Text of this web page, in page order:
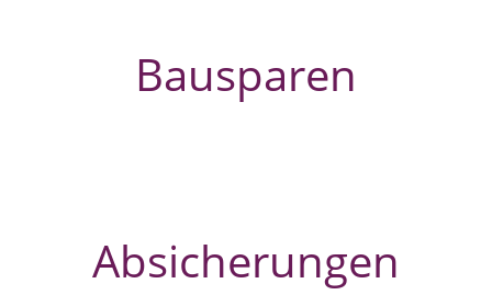
Bausparen
Absicherungen